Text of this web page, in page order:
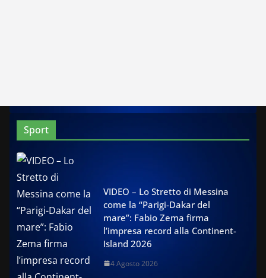
Sport
VIDEO – Lo Stretto di Messina
come la “Parigi-Dakar del
mare”: Fabio Zema firma
l’impresa record alla Continent-
Island 2026
4 Agosto 2026